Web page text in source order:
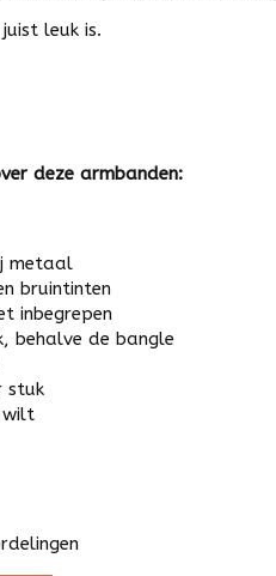
leuk is.
deze armbanden:
metaal
bruintinten
inbegrepen
behalve de bangle
stuk
wilt